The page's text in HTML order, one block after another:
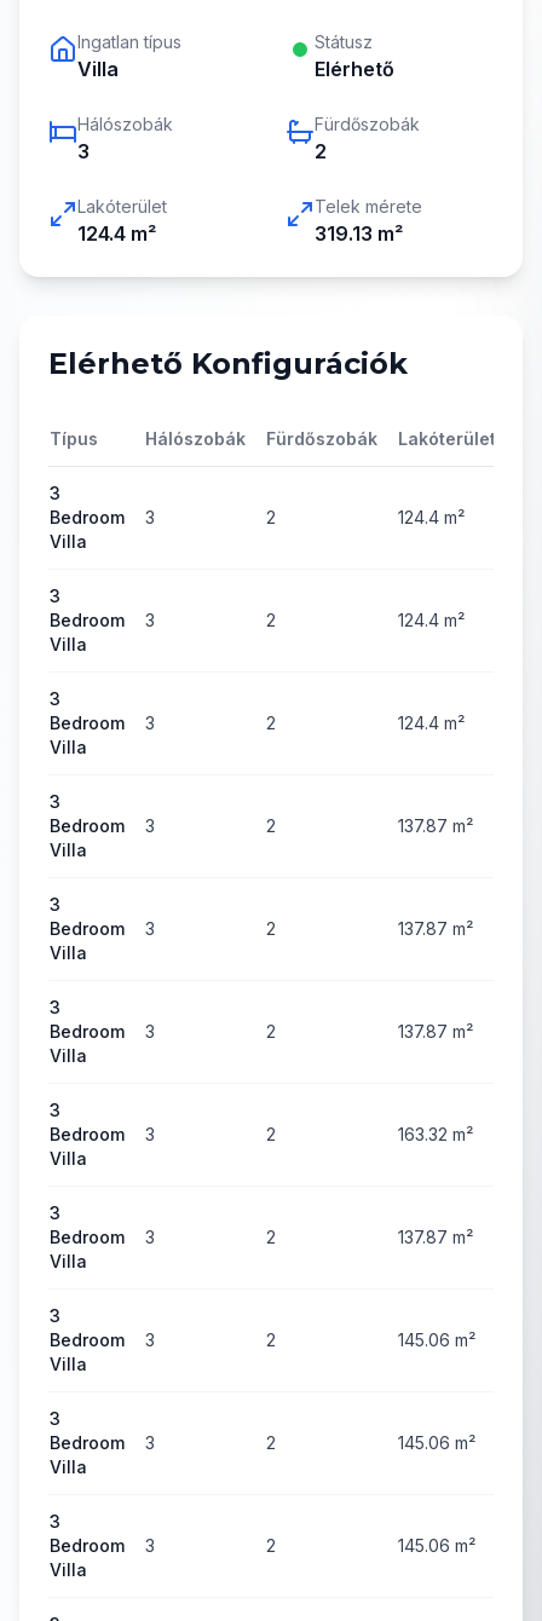
Ingatlan típus
Villa
Státusz
Elérhető
Hálószobák
3
Fürdőszobák
2
Lakóterület
124.4 m²
Telek mérete
319.13 m²
Elérhető Konfigurációk
Típus Hálószobák Fürdőszobák Lakóterület
3
Bedroom
Villa
3 2 124.4 m²
3
Bedroom
Villa
3 2 124.4 m²
3
Bedroom
Villa
3 2 124.4 m²
3
Bedroom
Villa
3 2 137.87 m²
3
Bedroom
Villa
3 2 137.87 m²
3
Bedroom
Villa
3 2 137.87 m²
3
Bedroom
Villa
3 2 163.32 m²
3
Bedroom
Villa
3 2 137.87 m²
3
Bedroom
Villa
3 2 145.06 m²
3
Bedroom
Villa
3 2 145.06 m²
3
Bedroom
Villa
3 2 145.06 m²